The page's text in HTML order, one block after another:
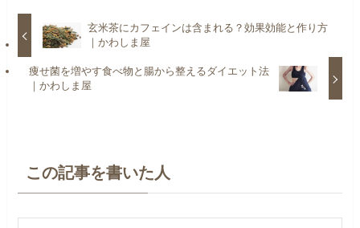
玄米茶にカフェインは含まれる？効果効能と作り方
｜かわしま屋
痩せ菌を増やす食べ物と腸から整えるダイエット法
｜かわしま屋
この記事を書いた人